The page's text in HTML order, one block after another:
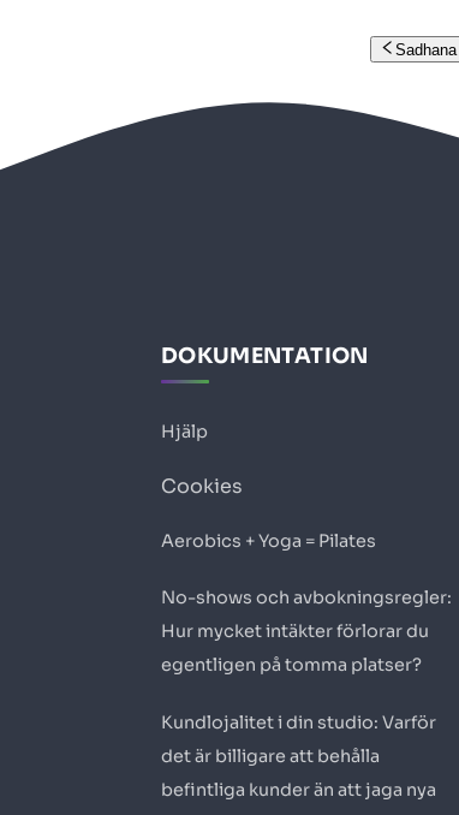
Sadhana
DOKUMENTATION
Hjälp
Cookies
Aerobics + Yoga = Pilates
No-shows och avbokningsregler:
Hur mycket intäkter förlorar du
egentligen på tomma platser?
Kundlojalitet i din studio: Varför
det är billigare att behålla
befintliga kunder än att jaga nya